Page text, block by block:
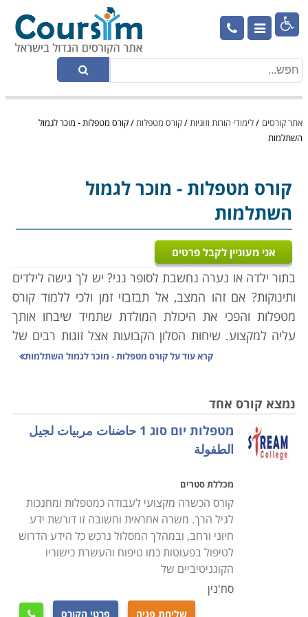

אתר קורסים /לימודי הורות וזוגיות/קורס מטפלות/קורס מטפלות - מוכר לגמול
השתלמות
קורס מטפלות- מוכר לגמול
השתלמות
אני מעוניין לקבל פרטים
בתור ילדה או נערה נחשבת לסופר נני? יש לך גישה לילדים
ותינוקות? אם זהו המצב, אל תבזבזי זמן ולכי ללמוד קורס
מטפלות והפכי את היכולת המולדת שתמיד שיבחו אותך
עליה למקצוע. שיחות הסלון הקבועות אצל זוגות רבים של
הורים צעירים נסובות פעמים רבות על מציאת הגן או
חשוב. עד כדי כך חשוב שכיום, גם כדי לעבוד כמטפלת,
במיוחד אם מדובר בגן או פעוטון רשמי של משרד החינוך, יש
לעבור קורס הסמכה.
וסוג 2 המתקדם ממנו ומעיד על ותק ונסיון משמעותיים יותר.
במסגרת הקורס נלמדים יסודות של טיפול וחינוך לתינוקות
ופעוטות עד לגיל שלוש שנים, דרישות סביבתיות ובריאותיות
שונות הנדרשות לשם קבלת הסמכה מטעם משרד
התעשייה והמסחר, סוגיות שונות של יסודות הטיפול ביחיד
ובקבוצה, אלמנטים פסיכולוגיים וחברתיים.
קרא עוד עלקורס מטפלות - מוכר לגמול השתלמות
נמצא קורס אחד
מטפלות יום סוג 1 حاضنات مربيات لجيل
الطفولة
מכללת סטרים
קורס הכשרה מקצועי לעבודה כמטפלות ומחנכות
לגיל הרך. משרה אחראית וחשובה זו דורשת ידע
חיוני ורחב, ובמהלך המסלול נרכש כל הידע הדרוש
לטיפול בפעוטות כמו טיפוח והעשרת כישוריו
הקוגניטיביים של
סח'נין
שליחת פניה פרטי הקורס 